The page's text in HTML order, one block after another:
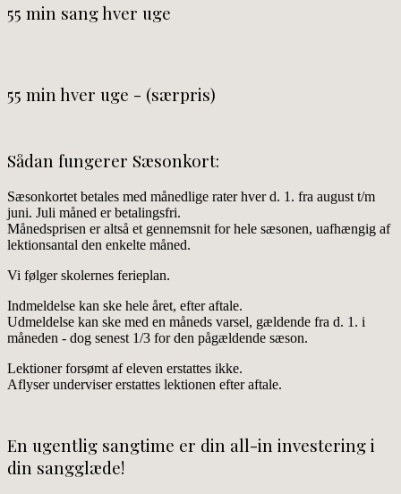
55 min sang hver uge
55 min hver uge - (særpris)
Sådan fungerer Sæsonkort:
Sæsonkortet betales med månedlige rater hver d. 1. fra august t/m
juni. Juli måned er betalingsfri.
Månedsprisen er altså et gennemsnit for hele sæsonen, uafhængig af
lektionsantal den enkelte måned.
Vi følger skolernes ferieplan.
Indmeldelse kan ske hele året, efter aftale.
Udmeldelse kan ske med en måneds varsel, gældende fra d. 1. i
måneden - dog senest 1/3 for den pågældende sæson.
Lektioner forsømt af eleven erstattes ikke.
Aflyser underviser erstattes lektionen efter aftale.
En ugentlig sangtime er din all-in investering i
din sangglæde!